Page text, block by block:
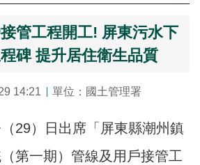
管工程開工! 屏東污水下
碑 提升居住衛生品質
14:21 單位：國土管理署
29）日出席「屏東縣潮州鎮
第一期）管線及用戶接管工